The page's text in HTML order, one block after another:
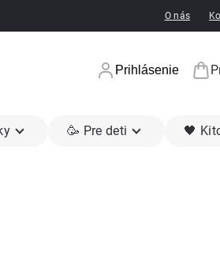
O nás
Prihlásenie
🥳 Pre deti 🖤